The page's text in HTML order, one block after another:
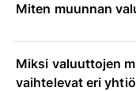
Miten muunnan
Miksi valuuttojen
vaihtelevat eri